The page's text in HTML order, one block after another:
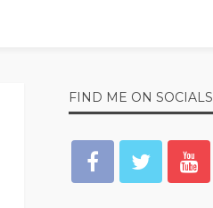
FIND ME ON SOCIALS